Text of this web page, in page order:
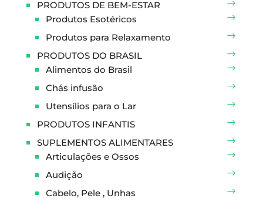
PRODUTOS DE BEM-ESTAR
Produtos Esotéricos
Produtos para Relaxamento
PRODUTOS DO BRASIL
Alimentos do Brasil
Chás infusão
Utensílios para o Lar
PRODUTOS INFANTIS
SUPLEMENTOS ALIMENTARES
Articulações e Ossos
Audição
Cabelo, Pele , Unhas